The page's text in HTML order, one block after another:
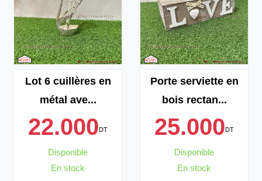
Lot 6 cuillères en
métal ave...
22.000DT
Disponible
En stock
Porte serviette en
bois rectan...
25.000DT
Disponible
En stock